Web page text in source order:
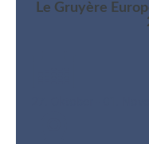
Le Gruyère